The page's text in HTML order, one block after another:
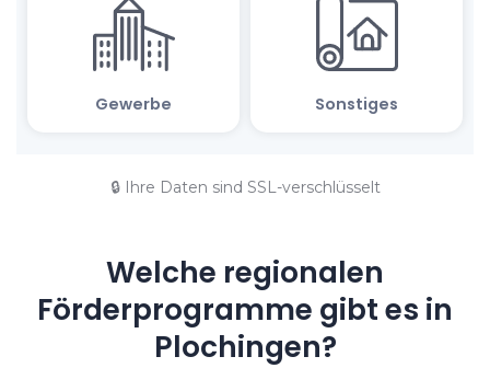
🔒 Ihre Daten sind SSL-verschlüsselt
Welche regionalen
Förderprogramme gibt es in
Plochingen?